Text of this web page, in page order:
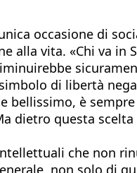
occasione di
alla vita. «Chi va
di libertà
è
questa scelta
che non
non solo di